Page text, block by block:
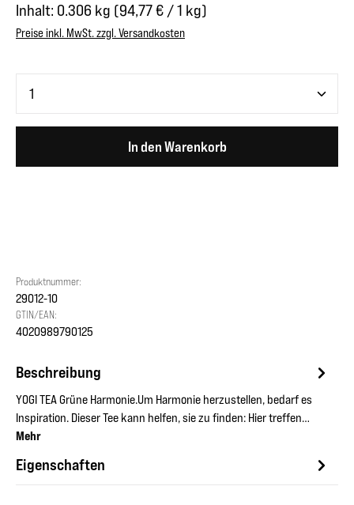
Inhalt: 0.306 kg (94,77 € / 1 kg)
Preise inkl. MwSt. zzgl. Versandkosten
In den Warenkorb
Produktnummer:
29012-10
GTIN/EAN:
4020989790125
Beschreibung
YOGI TEA Grüne Harmonie.Um Harmonie herzustellen, bedarf es
Inspiration. Dieser Tee kann helfen, sie zu finden: Hier treffen…
Mehr
Eigenschaften